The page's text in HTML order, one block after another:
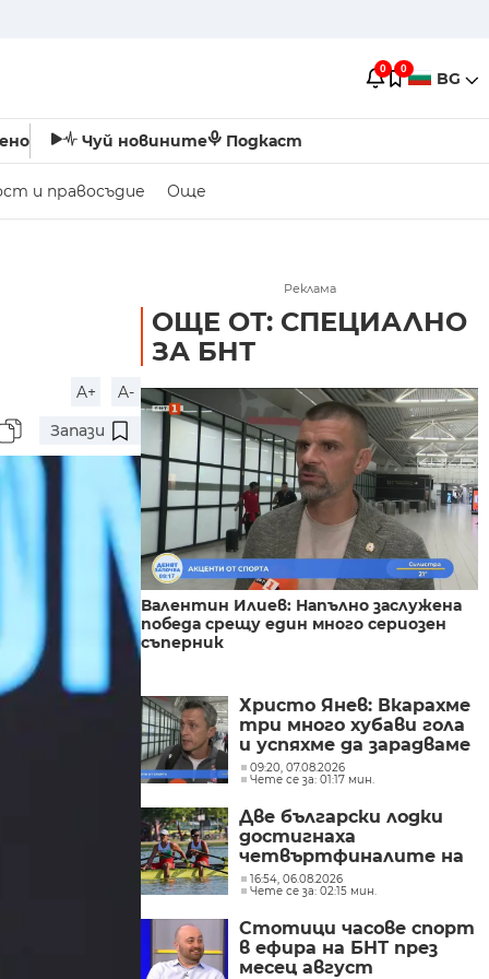
0 0 BG
Чуй новините Подкаст
и правосъдие Още
A+
A-
Запази
Реклама
ОЩЕ ОТ: СПЕЦИАЛНО
ЗА БНТ
Валентин Илиев: Напълно заслужена
победа срещу един много сериозен
съперник
Христо Янев: Вкарахме
три много хубави гола
и успяхме да зарадваме
цяла България
09:20, 07.08.2026
Чете се за: 01:17 мин.
Две български лодки
достигнаха
четвъртфиналите на
световното
първенство по гребане
16:54, 06.08.2026
Чете се за: 02:15 мин.
Стотици часове спорт
в ефира на БНТ през
месец август